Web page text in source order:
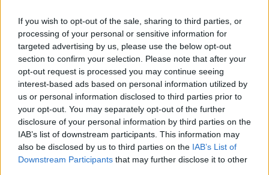
If you wish to opt-out of the sale, sharing to third parties, or
processing of your personal or sensitive information for
targeted advertising by us, please use the below opt-out
section to confirm your selection. Please note that after your
opt-out request is processed you may continue seeing
interest-based ads based on personal information utilized by
us or personal information disclosed to third parties prior to
your opt-out. You may separately opt-out of the further
disclosure of your personal information by third parties on the
IAB’s list of downstream participants. This information may
also be disclosed by us to third parties on the IAB’s List of
Downstream Participants that may further disclose it to other
Τα παιδιά χωρισμένων γονιών έχουν
περισσότερα ψυχοσωματικά
προβλήματα